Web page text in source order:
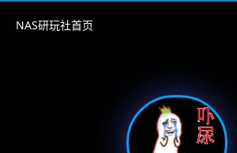
NAS研玩社首页